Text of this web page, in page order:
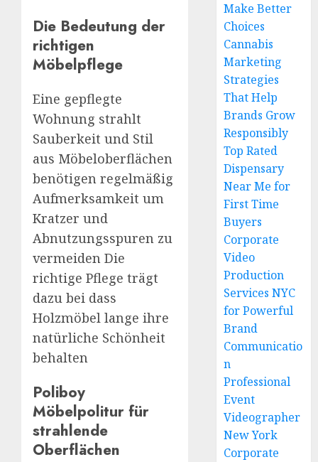
Die Bedeutung der
richtigen
Möbelpflege
Eine gepflegte
Wohnung strahlt
Sauberkeit und Stil
aus Möbeloberflächen
benötigen regelmäßig
Aufmerksamkeit um
Kratzer und
Abnutzungsspuren zu
vermeiden Die
richtige Pflege trägt
dazu bei dass
Holzmöbel lange ihre
natürliche Schönheit
behalten
Poliboy
Möbelpolitur für
strahlende
Oberflächen
Make Better
Choices
Cannabis
Marketing
Strategies
That Help
Brands Grow
Responsibly
Top Rated
Dispensary
Near Me for
First Time
Buyers
Corporate
Video
Production
Services NYC
for Powerful
Brand
Communicatio
n
Professional
Event
Videographer
New York
Corporate